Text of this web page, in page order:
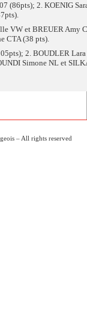
(86pts); 2. KOENIG
VW et BREUER Amy
CTA (38 pts).
2. BOUDLER
Simone NL et
– All rights reserved